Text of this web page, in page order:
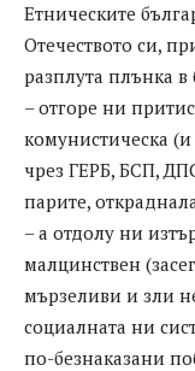
Етническите
Отечеството си,
разплута плънка
– отгоре ни
комунистическа
чрез ГЕРБ, БСП,
парите,
– а отдолу ни
малцинствен
мързеливи и зли
социалната ни
по-безнаказани